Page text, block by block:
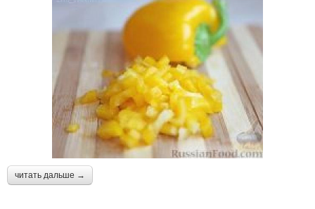
читать дальше →